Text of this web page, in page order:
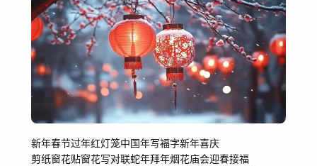
新年春节过年红灯笼中国年写福字新年喜庆
剪纸窗花贴窗花写对联蛇年拜年烟花庙会迎春接福